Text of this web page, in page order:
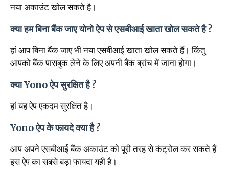
नया अकाउंट खोल सकते है।
क्या हम बिना बैंक जाए योनो ऐप से एसबीआई खाता खोल सकते है ?
हां आप बिना बैंक जाए भी नया एसबीआई खाता खोल सकते हैं। किंतु
आपको बैंक पासबुक लेने के लिए अपनी बैंक ब्रांच में जाना होगा।
क्या Yono ऐप सुरक्षित है ?
हां यह ऐप एकदम सुरक्षित है।
Yono ऐप के फायदे क्या है ?
आप अपने एसबीआई बैंक अकाउंट को पूरी तरह से कंट्रोल कर सकते हैं
इस ऐप का सबसे बड़ा फायदा यही है।